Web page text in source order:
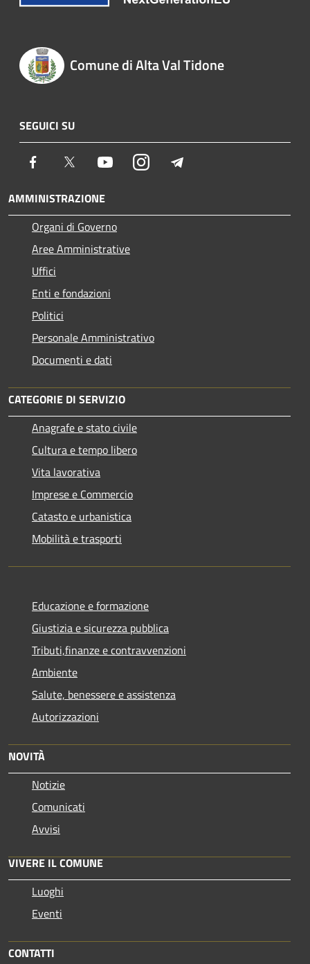
Comune di Alta Val Tidone
SEGUICI SU
Facebook Twitter YoutubeInstagram
AMMINISTRAZIONE
Organi di Governo
Aree Amministrative
Uffici
Enti e fondazioni
Politici
Personale Amministrativo
Documenti e dati
CATEGORIE DI SERVIZIO
Anagrafe e stato civile
Cultura e tempo libero
Vita lavorativa
Imprese e Commercio
Catasto e urbanistica
Mobilità e trasporti
Educazione e formazione
Giustizia e sicurezza pubblica
Tributi,finanze e contravvenzioni
Ambiente
Salute, benessere e assistenza
Autorizzazioni
NOVITÀ
Notizie
Comunicati
Avvisi
VIVERE IL COMUNE
Luoghi
Eventi
CONTATTI